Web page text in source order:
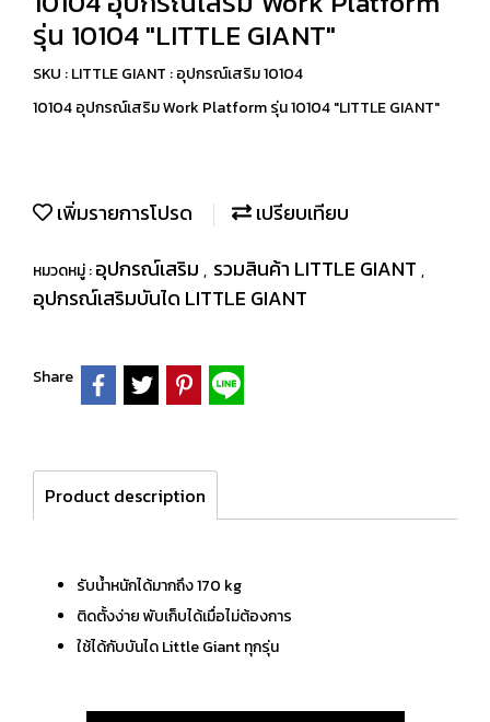
รุ่น 10104 "LITTLE GIANT"
SKU : LITTLE GIANT : อุปกรณ์เสริม 10104
10104 อุปกรณ์เสริม Work Platform รุ่น 10104 "LITTLE GIANT"
เพิ่มรายการโปรด เปรียบเทียบ
หมวดหมู่ :อุปกรณ์เสริม , รวมสินค้า LITTLE GIANT ,
อุปกรณ์เสริมบันได LITTLE GIANT
Share
Product description
รับน้ำหนักได้มากถึง 170 kg
ติดตั้งง่าย พับเก็บได้เมื่อไม่ต้องการ
ใช้ได้กับบันได Little Giant ทุกรุ่น